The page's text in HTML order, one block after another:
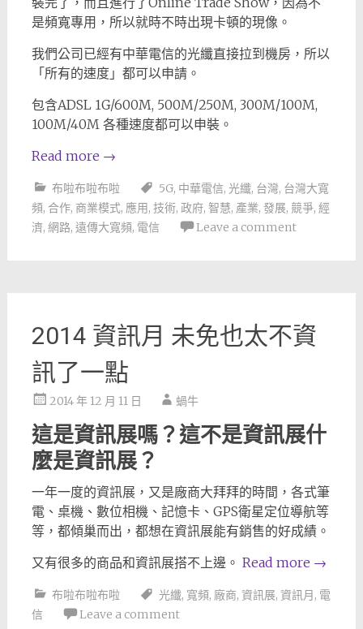
是頻寬專用，所以就時不時出現卡頓的現像。
我們公司已經有中華電信的光纖直接拉到機房，所以
「所有的速度」都可以申請。
包含ADSL 1G/600M, 500M/250M, 300M/100M,
100M/40M 各種速度都可以申裝。
Read more →
布啦布啦布啦 5G, 中華電信, 光纖, 台灣, 台灣大寬
頻, 合作, 商業模式, 應用, 技術, 政府, 智慧, 產業, 發展, 競爭, 經
濟, 網路, 遠傳大寬頻, 電信 Leave a comment
2014 資訊月 未免也太不資
訊了一點
2014 年 12 月 11 日 蝸牛
這是資訊展嗎？這不是資訊展什
麼是資訊展？
一年一度的資訊展，又是廠商大拜拜的時間，各式筆
電、桌機、數位相機、記憶卡、GPS衛星定位導航等
等，都傾巢而出，都想在資訊展能有銷售的好成績。
又有很多的商品和資訊展搭不上邊。 Read more →
布啦布啦布啦 光纖, 寬頻, 廠商, 資訊展, 資訊月, 電
信
Leave a comment